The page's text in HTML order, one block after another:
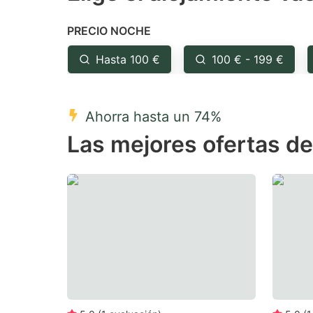
question
mark
key
get
the
keyboard
the
PRECIO NOCHE
Hasta 100 € 100 € - 199 €
Ahorra hasta un 74%
Las mejores ofertas